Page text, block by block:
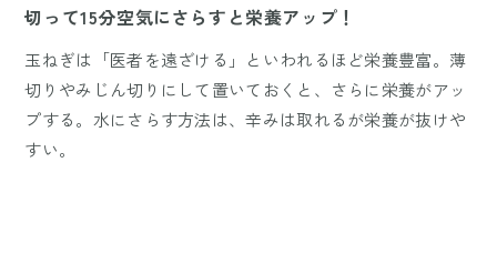
切って15分空気にさらすと栄養アップ！
玉ねぎは「医者を遠ざける」といわれるほど栄養豊富。薄
切りやみじん切りにして置いておくと、さらに栄養がアッ
プする。水にさらす方法は、辛みは取れるが栄養が抜けや
すい。